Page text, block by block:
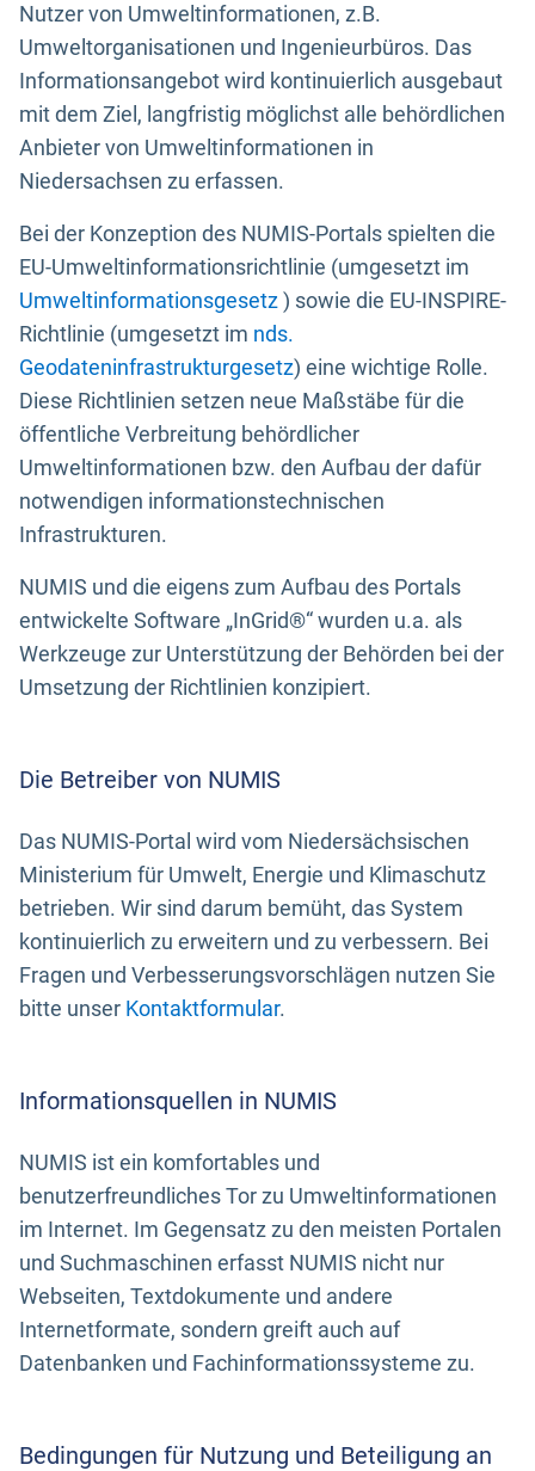
Nutzer von Umweltinformationen, z.B.
Umweltorganisationen und Ingenieurbüros. Das
Informationsangebot wird kontinuierlich ausgebaut
mit dem Ziel, langfristig möglichst alle behördlichen
Anbieter von Umweltinformationen in
Niedersachsen zu erfassen.
Bei der Konzeption des NUMIS-Portals spielten die
EU-Umweltinformationsrichtlinie (umgesetzt im
Umweltinformationsgesetz) sowie die EU-INSPIRE-
Richtlinie (umgesetzt im nds.
Geodateninfrastrukturgesetz) eine wichtige Rolle.
Diese Richtlinien setzen neue Maßstäbe für die
öffentliche Verbreitung behördlicher
Umweltinformationen bzw. den Aufbau der dafür
notwendigen informationstechnischen
Infrastrukturen.
NUMIS und die eigens zum Aufbau des Portals
entwickelte Software „InGrid®“ wurden u.a. als
Werkzeuge zur Unterstützung der Behörden bei der
Umsetzung der Richtlinien konzipiert.
Die Betreiber von NUMIS
Das NUMIS-Portal wird vom Niedersächsischen
Ministerium für Umwelt, Energie und Klimaschutz
betrieben. Wir sind darum bemüht, das System
kontinuierlich zu erweitern und zu verbessern. Bei
Fragen und Verbesserungsvorschlägen nutzen Sie
bitte unser Kontaktformular.
Informationsquellen in NUMIS
NUMIS ist ein komfortables und
benutzerfreundliches Tor zu Umweltinformationen
im Internet. Im Gegensatz zu den meisten Portalen
und Suchmaschinen erfasst NUMIS nicht nur
Webseiten, Textdokumente und andere
Internetformate, sondern greift auch auf
Datenbanken und Fachinformationssysteme zu.
Bedingungen für Nutzung und Beteiligung an